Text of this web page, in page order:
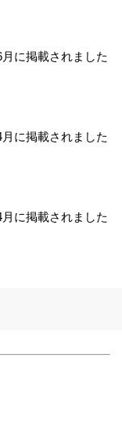
月に掲載されました
月に掲載されました
月に掲載されました